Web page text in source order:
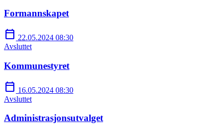
Formannskapet
calendar_today 22.05.2024 08:30
Avsluttet
Kommunestyret
calendar_today 16.05.2024 08:30
Avsluttet
Administrasjonsutvalget